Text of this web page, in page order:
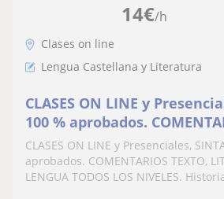
14€/h
Clases on line
Lengua Castellana y Literatura
CLASES ON LINE y
100 % aprobados.
LITERATURA...Historia y
mismo dibujo, Bellas Artes
diseño
CLASES ON LINE y Presenciales,
aprobados. COMENTARIOS TEXTO,
LENGUA TODOS LOS NIVELES.